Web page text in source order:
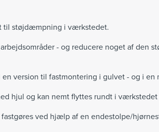
til støjdæmpning i værkstedet.
- og reducere noget af den
version til fastmontering i gulvet - og i en
hjul og kan nemt flyttes rundt i værkstedet
ved hjælp af en endestolpe/